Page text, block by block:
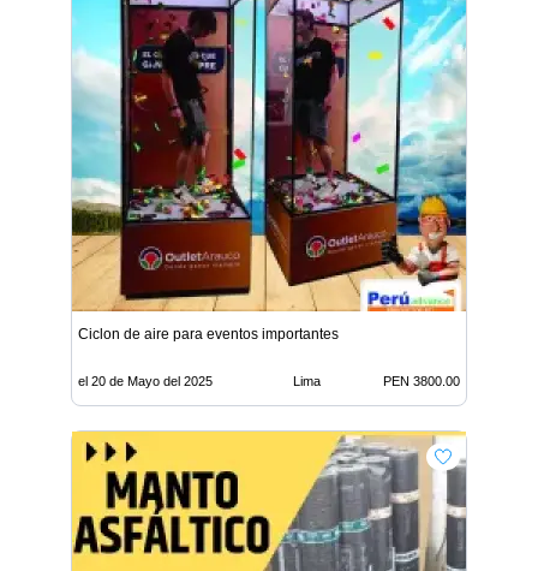
Ciclon de aire para eventos importantes
el 20 de Mayo del 2025 Lima PEN 3800.00